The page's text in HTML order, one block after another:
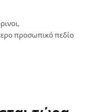
προσωπικό πεδίο